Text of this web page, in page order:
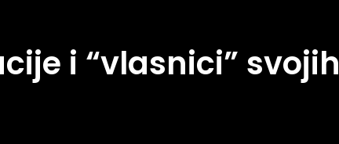
i “vlasnici” svojih